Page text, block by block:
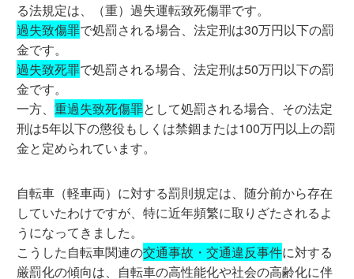
る法規定は、（重）過失運転致死傷罪です。
過失致傷罪で処罰される場合、法定刑は30万円以下の罰
金です。
過失致死罪で処罰される場合、法定刑は50万円以下の罰
金です。
一方、重過失致死傷罪として処罰される場合、その法定
刑は5年以下の懲役もしくは禁錮または100万円以上の罰
金と定められています。
自転車（軽車両）に対する罰則規定は、随分前から存在
していたわけですが、特に近年頻繁に取りざたされるよ
うになってきました。
こうした自転車関連の交通事故・交通違反事件に対する
厳罰化の傾向は、自転車の高性能化や社会の高齢化に伴